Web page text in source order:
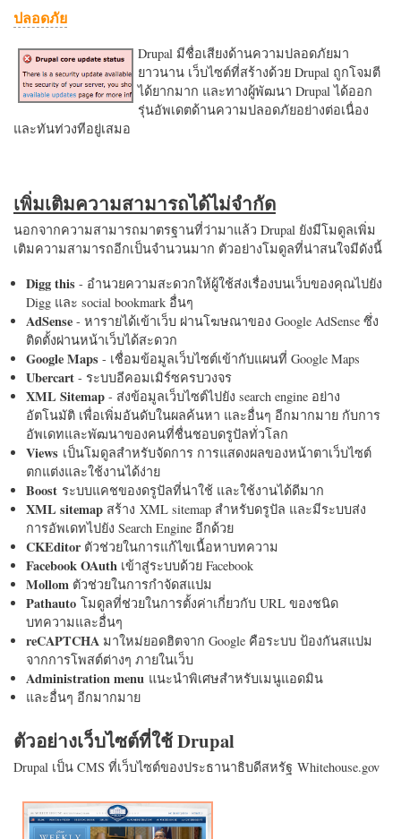
ปลอดภัย
Drupal มีชื่อเสียงด้านความปลอดภัยมา
ยาวนาน เว็บไซต์ที่สร้างด้วย Drupal ถูกโจมตี
ได้ยากมาก และทางผู้พัฒนา Drupal ได้ออก
รุ่นอัพเดตด้านความปลอดภัยอย่างต่อเนื่อง
และทันท่วงทีอยู่เสมอ
เพิ่มเติมความสามารถได้ไม่จำกัด
นอกจากความสามารถมาตรฐานที่ว่ามาแล้ว Drupal ยังมีโมดูลเพิ่ม
เติมความสามารถอีกเป็นจำนวนมาก ตัวอย่างโมดูลที่น่าสนใจมีดังนี้
Digg this - อำนวยความสะดวกให้ผู้ใช้ส่งเรื่องบนเว็บของคุณไปยัง
Digg และ social bookmark อื่นๆ
AdSense - หารายได้เข้าเว็บ ผ่านโฆษณาของ Google AdSense ซึ่ง
ติดตั้งผ่านหน้าเว็บได้สะดวก
Google Maps - เชื่อมข้อมูลเว็บไซต์เข้ากับแผนที่ Google Maps
Ubercart - ระบบอีคอมเมิร์ซครบวงจร
XML Sitemap - ส่งข้อมูลเว็บไซต์ไปยัง search engine อย่าง
อัตโนมัติ เพื่อเพิ่มอันดับในผลค้นหา และอื่นๆ อีกมากมาย กับการ
อัพเดทและพัฒนาของคนที่ชื่นชอบดรูปัลทั่วโลก
Views เป็นโมดูลสำหรับจัดการ การแสดงผลของหน้าตาเว็บไซต์
ตกแต่งและใช้งานได้ง่าย
Boost ระบบแคชของดรูปัลที่น่าใช้ และใช้งานได้ดีมาก
XML sitemap สร้าง XML sitemap สำหรับดรูปัล และมีระบบส่ง
การอัพเดทไปยัง Search Engine อีกด้วย
CKEditorตัวช่วยในการแก้ไขเนื้อหาบทความ
Facebook OAuth เข้าสู่ระบบด้วย Facebook
Mollom ตัวช่วยในการกำจัดสแปม
Pathauto โมดูลที่ช่วยในการตั้งค่าเกี่ยวกับ URL ของชนิด
บทความและอื่นๆ
reCAPTCHA มาใหม่ยอดฮิตจาก Google คือระบบ ป้องกันสแปม
จากการโพสต์ต่างๆ ภายในเว็บ
Administration menu แนะนำพิเศษสำหรับเมนูแอดมิน
และอื่นๆ อีกมากมาย
ตัวอย่างเว็บไซต์ที่ใช้ Drupal
Drupal เป็น CMS ที่เว็บไซต์ของประธานาธิบดีสหรัฐ Whitehouse.gov